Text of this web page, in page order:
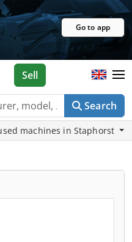
Go to app
Search
Sell
machines in Staphorst